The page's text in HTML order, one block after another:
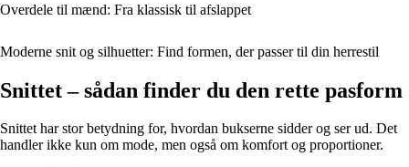
Overdele til mænd: Fra klassisk til afslappet
Moderne snit og silhuetter: Find formen, der passer til din herrestil
Snittet – sådan finder du den rette pasform
Snittet har stor betydning for, hvordan bukserne sidder og ser ud. Det
handler ikke kun om mode, men også om komfort og proportioner.